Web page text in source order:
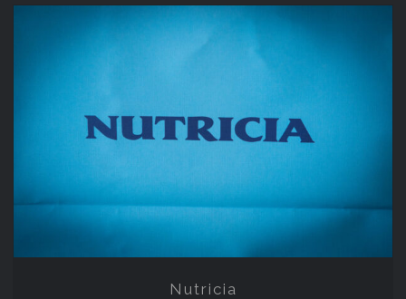
Nutricia
Nutricia